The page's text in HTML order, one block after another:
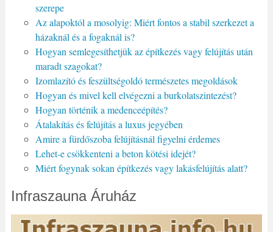
szerepe
Az alapoktól a mosolyig: Miért fontos a stabil szerkezet a
házaknál és a fogaknál is?
Hogyan semlegesíthetjük az építkezés vagy felújítás után
maradt szagokat?
Izomlazító és feszültségoldó természetes megoldások
Hogyan és mivel kell elvégezni a burkolatszintezést?
Hogyan történik a medenceépítés?
Átalakítás és felújítás a luxus jegyében
Amire a fürdőszoba felújításnál figyelni érdemes
Lehet-e csökkenteni a beton kötési idejét?
Miért fogynak sokan építkezés vagy lakásfelújítás alatt?
Infraszauna Áruház